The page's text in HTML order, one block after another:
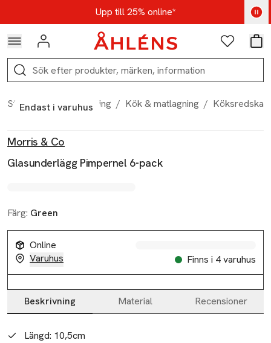
Hoppa till navigationsmenynUpp till 25% online*
Kod: AUG25 - Shoppa nu
Logga in Favoriter
Sök
Start / Hem & inredning / Kök & matlagning / Köksredskap
Endast i varuhus
Morris & Co
Glasunderlägg Pimpernel 6-pack
Färg: Green
Online
Varuhus
Finns i 4 varuhus
Beskrivning Material Recensioner
Beskrivning
Längd: 10,5cm